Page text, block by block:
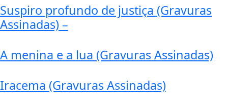
Suspiro profundo de justiça (Gravuras
Assinadas) –
A menina e a lua (Gravuras Assinadas)
Iracema (Gravuras Assinadas)